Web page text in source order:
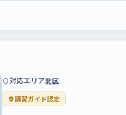
対応エリア北区
講習ガイド認定